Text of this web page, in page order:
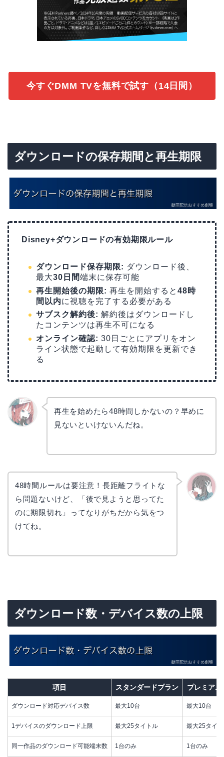
今すぐDMM TVを無料で試す（14日間）
ダウンロードの保存期間と再生期限
Disney+ダウンロードの有効期限ルール
ダウンロード保存期限: ダウンロード後、
最大30日間端末に保存可能
再生開始後の期限: 再生を開始すると 48時
間以内に視聴を完了する必要がある
サブスク解約後: 解約後はダウンロードし
たコンテンツは再生不可になる
オンライン確認: 30日ごとにアプリをオン
ライン状態で起動して有効期限を更新でき
る
再生を始めたら48時間しかないの？早めに
見ないといけないんだね。
48時間ルールは要注意！長距離フライトな
ら問題ないけど、「後で見ようと思ってた
のに期限切れ」ってなりがちだから気をつ
けてね。
ダウンロード数・デバイス数の上限
項目 スタンダードプラン プレミアム
ダウンロード対応デバイス数 最大10台 最大10台
1デバイスのダウンロード上限 最大25タイトル 最大25タイ
同一作品のダウンロード可能端末数 1台のみ 1台のみ